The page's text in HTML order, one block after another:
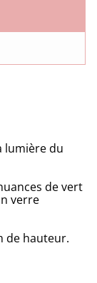
lumière du
de vert
verre
de hauteur.